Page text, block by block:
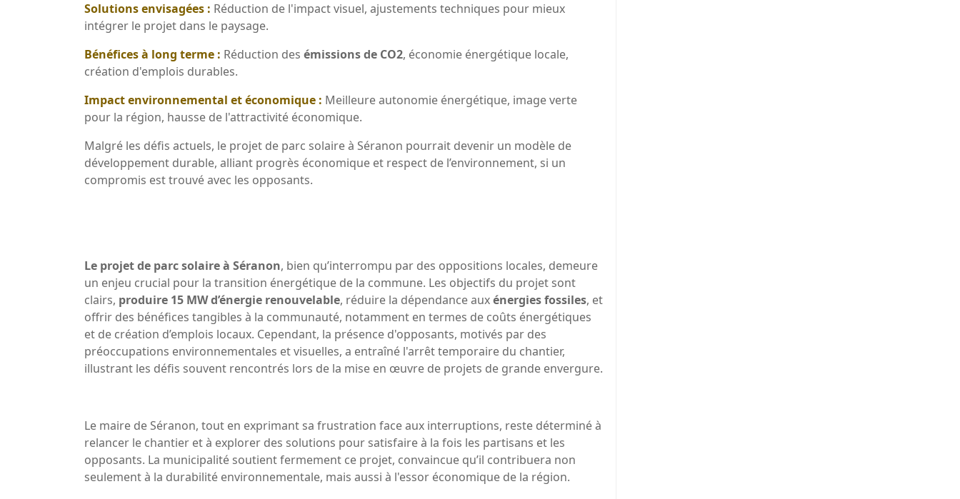
Solutions envisagées : Réduction de l'impact visuel, ajustements techniques pour mieux
intégrer le projet dans le paysage.
Bénéfices à long terme : Réduction des émissions de CO2, économie énergétique locale,
création d'emplois durables.
Impact environnemental et économique : Meilleure autonomie énergétique, image verte
pour la région, hausse de l'attractivité économique.
Malgré les défis actuels, le projet de parc solaire à Séranon pourrait devenir un modèle de
développement durable, alliant progrès économique et respect de l’environnement, si un
compromis est trouvé avec les opposants.
Le projet de parc solaire à Séranon, bien qu’interrompu par des oppositions locales, demeure
un enjeu crucial pour la transition énergétique de la commune. Les objectifs du projet sont
clairs, produire 15 MW d’énergie renouvelable, réduire la dépendance auxénergies fossiles, et
offrir des bénéfices tangibles à la communauté, notamment en termes de coûts énergétiques
et de création d’emplois locaux. Cependant, la présence d'opposants, motivés par des
préoccupations environnementales et visuelles, a entraîné l'arrêt temporaire du chantier,
illustrant les défis souvent rencontrés lors de la mise en œuvre de projets de grande envergure.
Le maire de Séranon, tout en exprimant sa frustration face aux interruptions, reste déterminé à
relancer le chantier et à explorer des solutions pour satisfaire à la fois les partisans et les
opposants. La municipalité soutient fermement ce projet, convaincue qu’il contribuera non
seulement à la durabilité environnementale, mais aussi à l'essor économique de la région.